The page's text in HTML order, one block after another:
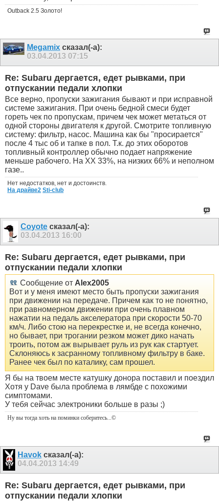
Outback 2.5 Золото!
Megamix сказал(-а):
03.04.2013 07:15
Re: Subaru дергается, едет рывками, при
отпускании педали хлопки
Все верно, пропуски зажигания бывают и при исправной
системе зажигания. При очень бедной смеси будет
гореть чек по пропускам, причем чек может метаться от
одной стороны двигателя к другой. Смотрите топливную
систему: фильтр, насос. Машина как бы "просирается"
после 4 тыс об и тапке в пол. Т.к. до этих оборотов
топливный контроллер обычно подает напряжение
меньше рабочего. На ХХ 33%, на низких 66% и неполном
газе..
Нет недостатков, нет и достоинств.
На драйве2 Sti-club
Coyote сказал(-а):
03.04.2013 16:00
Re: Subaru дергается, едет рывками, при
отпускании педали хлопки
Сообщение от Alex2005
Вот и у меня имеют место быть пропуски зажигания
при движении на передаче. Причем как то не понятно,
при равномерном движении при очень плавном
нажатии на педаль акселератора при скорости 50-70
км/ч. Либо стою на перекрестке и, не всегда конечно,
но бывает, при трогании резком может дико начать
троить, потом аж вырывает руль из рук как стартует.
Склоняюсь к засранному топливному фильтру в баке.
Ранее чек был по каталику, сам прошел.
Я бы на твоем месте катушку донора поставил и поездил
Хотя у Dave была проблема в лямбде с похожими
симптомами.
У тебя сейчас электроники больше в разы ;)
Ну вы тогда хоть на поминки соберитесь...©
Havokсказал(-а):
04.04.2013 14:49
Re: Subaru дергается, едет рывками, при
отпускании педали хлопки